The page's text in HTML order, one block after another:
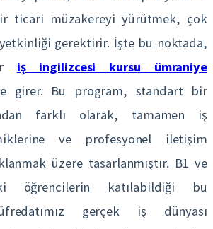
ticari müzakereyi yürütmek, çok
gerektirir. İşte bu noktada,
iş ingilizcesi kursu ümraniye
girer. Bu program, standart bir
farklı olarak, tamamen iş
ve profesyonel iletişim
üzere tasarlanmıştır. B1 ve
öğrencilerin katılabildiği bu
gerçek iş dünyası